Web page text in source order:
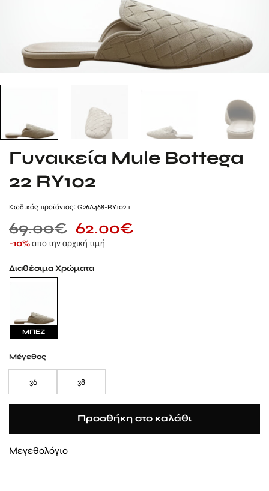
Γυναικεία Mule Bottega
22 RY102
Kωδικός προϊόντος: G26A468-RY102 1
69.00€ 62.00€
-10%απο την αρχική τιμή
Διαθέσιμα Χρώματα
ΜΠΕΖ
Μέγεθος
36 38
Προσθήκη στο καλάθι
Μεγεθολόγιο